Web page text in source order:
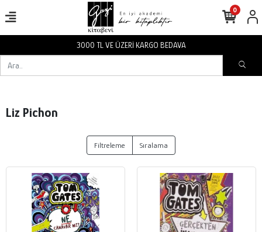
3000 TL VE ÜZERİ KARGO BEDAVA
0
Liz Pichon
Filtreleme Sıralama